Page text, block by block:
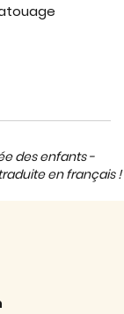
des enfants -
en français !